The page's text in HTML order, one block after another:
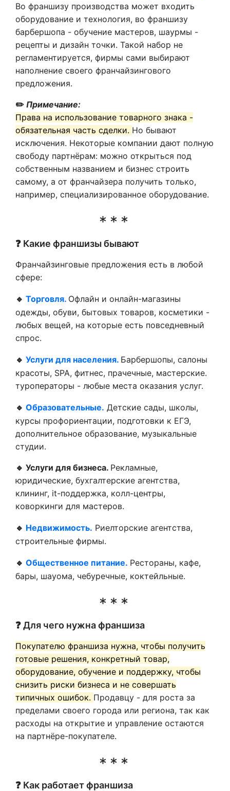
Во франшизу производства может входить
оборудование и технология, во франшизу
барбершопа - обучение мастеров, шаурмы -
рецепты и дизайн точки. Такой набор не
регламентируется, фирмы сами выбирают
наполнение своего франчайзингового
предложения.
✏️ Примечание:
Права на использование товарного знака -
обязательная часть сделки. Но бывают
исключения. Некоторые компании дают полную
свободу партнёрам: можно открыться под
собственным названием и бизнес строить
самому, а от франчайзера получить только,
например, специализированное оборудование.
❓ Какие франшизы бывают
Франчайзинговые предложения есть в любой
сфере:
🔹 Торговля. Офлайн и онлайн-магазины
одежды, обуви, бытовых товаров, косметики -
любых вещей, на которые есть повседневный
спрос.
🔹 Услуги для населения. Барбершопы, салоны
красоты, SPA, фитнес, прачечные, мастерские.
туроператоры - любые места оказания услуг.
🔹 Образовательные. Детские сады, школы,
курсы профориентации, подготовки к ЕГЭ,
дополнительное образование, музыкальные
студии.
🔹 Услуги для бизнеса. Рекламные,
юридические, бухгалтерские агентства,
клининг, it-поддержка, колл-центры,
коворкинги для мастеров.
🔹 Недвижимость. Риелторские агентства,
строительные фирмы.
🔹 Общественное питание. Рестораны, кафе,
бары, шауома, чебуречные, коктейльные.
❓ Для чего нужна франшиза
Покупателю франшиза нужна, чтобы получить
готовые решения, конкретный товар,
оборудование, обучение и поддержку, чтобы
снизить риски бизнеса и не совершать
типичных ошибок. Продавцу - для роста за
пределами своего города или региона, так как
расходы на открытие и управление остаются
на партнёре-покупателе.
❓ Как работает франшиза